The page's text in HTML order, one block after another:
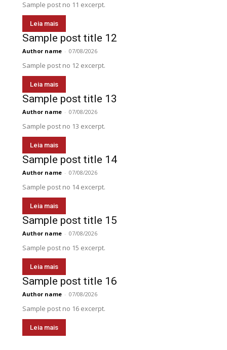
Sample post no 11 excerpt.
Leia mais
Sample post title 12
Author name - 07/08/2026
Sample post no 12 excerpt.
Leia mais
Sample post title 13
Author name - 07/08/2026
Sample post no 13 excerpt.
Leia mais
Sample post title 14
Author name - 07/08/2026
Sample post no 14 excerpt.
Leia mais
Sample post title 15
Author name - 07/08/2026
Sample post no 15 excerpt.
Leia mais
Sample post title 16
Author name - 07/08/2026
Sample post no 16 excerpt.
Leia mais